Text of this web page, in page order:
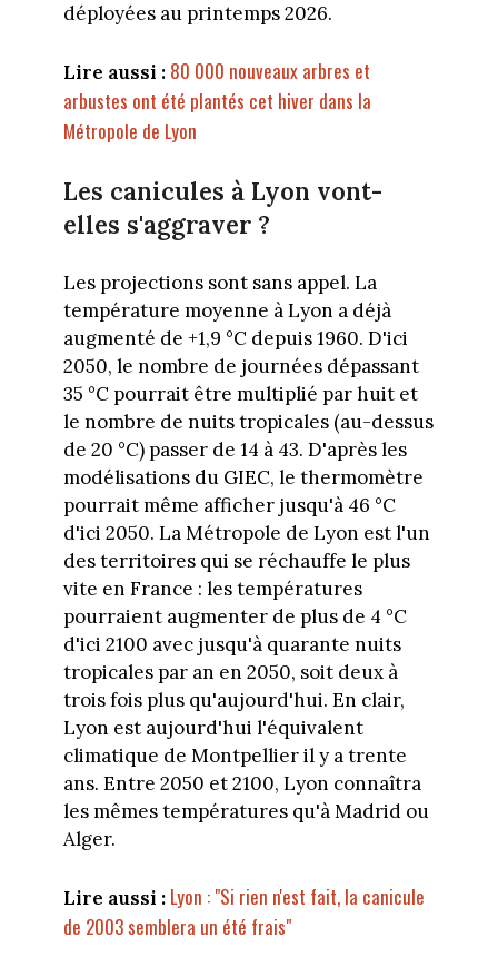
déployées au printemps 2026.
Lire aussi : 80 000 nouveaux arbres et
arbustes ont été plantés cet hiver dans la
Métropole de Lyon
Les canicules à Lyon vont-
elles s'aggraver ?
Les projections sont sans appel. La
température moyenne à Lyon a déjà
augmenté de +1,9 °C depuis 1960. D'ici
2050, le nombre de journées dépassant
35 °C pourrait être multiplié par huit et
le nombre de nuits tropicales (au-dessus
de 20 °C) passer de 14 à 43. D'après les
modélisations du GIEC, le thermomètre
pourrait même afficher jusqu'à 46 °C
d'ici 2050. La Métropole de Lyon est l'un
des territoires qui se réchauffe le plus
vite en France : les températures
pourraient augmenter de plus de 4 °C
d'ici 2100 avec jusqu'à quarante nuits
tropicales par an en 2050, soit deux à
trois fois plus qu'aujourd'hui. En clair,
Lyon est aujourd'hui l'équivalent
climatique de Montpellier il y a trente
ans. Entre 2050 et 2100, Lyon connaîtra
les mêmes températures qu'à Madrid ou
Alger.
Lire aussi : Lyon : "Si rien n'est fait, la canicule
de 2003 semblera un été frais"